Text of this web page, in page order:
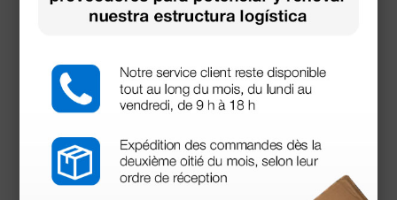
modo de carga. La luz continua indica que el proceso
BETA4 NT: El indicador luminoso naranja avisa de que
el nivel de carga está bajo.
Mostrar más